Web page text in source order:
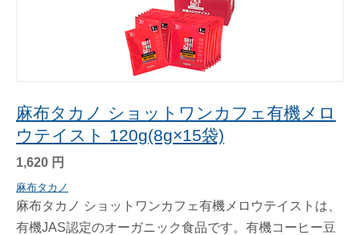
麻布タカノ ショットワンカフェ有機メロ
ウテイスト 120g(8g×15袋)
1,620 円
麻布タカノ
麻布タカノ ショットワンカフェ有機メロウテイストは、
有機JAS認定のオーガニック食品です。有機コーヒー豆